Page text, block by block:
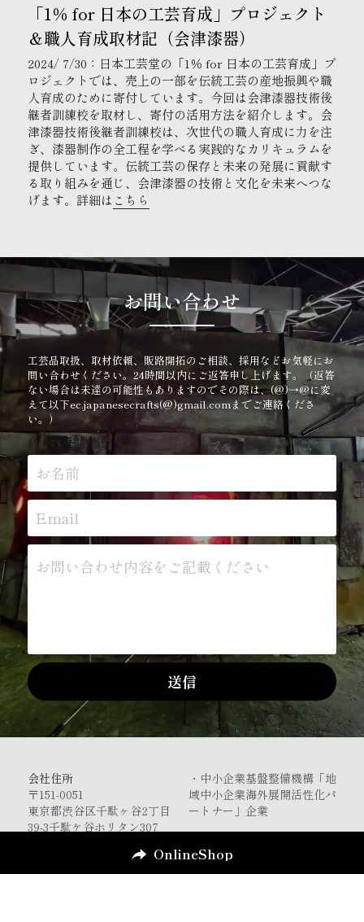
「1％ for 日本の工芸育成」プロジェクト
＆職人育成取材記（会津漆器）
2024/ 7/30：日本工芸堂の「1％ for 日本の工芸育成」プ
ロジェクトでは、売上の一部を伝統工芸の産地振興や職
人育成のために寄付しています。今回は会津漆器技術後
継者訓練校を取材し、寄付の活用方法を紹介します。会
津漆器技術後継者訓練校は、次世代の職人育成に力を注
ぎ、漆器制作の全工程を学べる実践的なカリキュラムを
提供しています。伝統工芸の保存と未来の発展に貢献す
る取り組みを通じ、会津漆器の技術と文化を未来へつな
げます。詳細は こちら
お問い合わせ
工芸品取扱、取材依頼、販路開拓のご相談、採用などお気軽にお
問い合わせください。24時間以内にご返答申し上げます。（返答
ない場合は未達の可能性もありますのでその際は、(@)→@に変
えて以下ec.japanesecrafts(@)gmail.comまでご連絡くださ
い。）
お名前
Email
お問い合わせ内容をご記載ください
送信
会社住所
〒151-0051
東京都渋谷区千駄ヶ谷2丁目
39-3千駄ケ谷ホリタン307
・中小企業基盤整備機構 「地
域中小企業海外展開活性化パ
ートナー」企業
OnlineShop